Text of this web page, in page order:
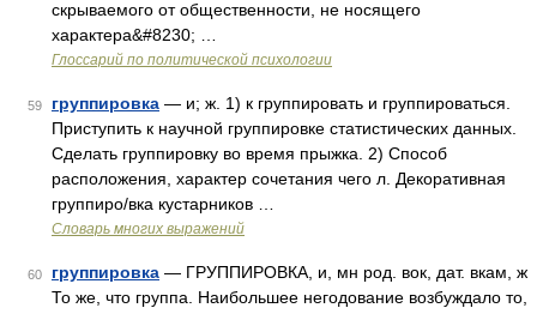
скрываемого от общественности, не носящего
характера&#8230; …
Глоссарий по политической психологии
59 группировка — и; ж. 1) к группировать и группироваться.
Приступить к научной группировке статистических данных.
Сделать группировку во время прыжка. 2) Способ
расположения, характер сочетания чего л. Декоративная
группиро/вка кустарников …
Словарь многих выражений
60 группировка — ГРУППИРОВКА, и, мн род. вок, дат. вкам, ж
То же, что группа. Наибольшее негодование возбуждало то,